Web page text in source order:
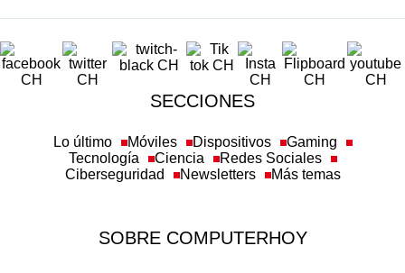
SECCIONES
Lo último Móviles Dispositivos
Gaming
Tecnología
Ciencia
Redes Sociales
Ciberseguridad
Newsletters Más temas
SOBRE COMPUTERHOY